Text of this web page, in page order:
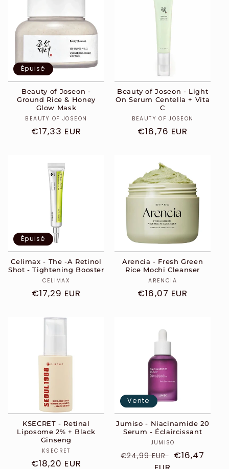
Épuisé
Beauty of Joseon -
Ground Rice & Honey
Glow Mask
Distributeur :
BEAUTY OF JOSEON
Prix
€17,33 EUR
Beauty of Joseon - Light
On Serum Centella + Vita
C
Distributeur :
BEAUTY OF JOSEON
Prix
€16,76 EUR
Épuisé
Celimax - The -A Retinol
Shot - Tightening Booster
Distributeur :
CELIMAX
Prix
€17,29 EUR
Arencia - Fresh Green
Rice Mochi Cleanser
Distributeur :
ARENCIA
Prix
€16,07 EUR
KSECRET - Retinal
Liposome 2% + Black
Ginseng
Distributeur :
KSECRET
Prix
€18,20 EUR
Vente
Jumiso - Niacinamide 20
Serum - Éclaircissant
Distributeur :
JUMISO
Prix
€24,99 EUR
Prix
€16,47